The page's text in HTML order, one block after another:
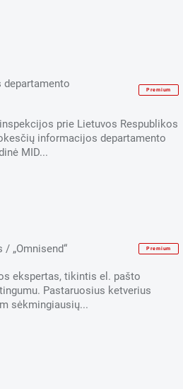
Premium
prie Lietuvos Respublikos
informacijos departamento
MID...
/ „Omnisend“ Premium
ekspertas, tikintis el. pašto
Pastaruosius ketverius
sėkmingiausių...